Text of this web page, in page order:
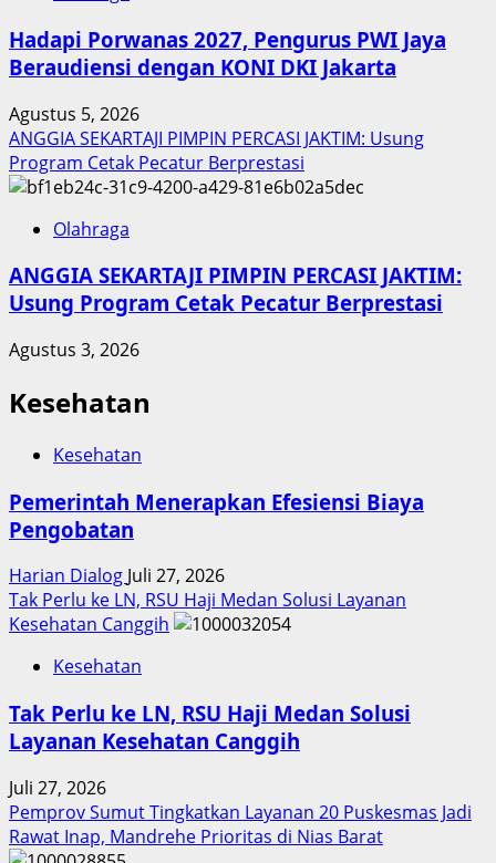
Hadapi Porwanas 2027, Pengurus PWI Jaya
Beraudiensi dengan KONI DKI Jakarta
Agustus 5, 2026
ANGGIA SEKARTAJI PIMPIN PERCASI JAKTIM: Usung
Program Cetak Pecatur Berprestasi
Olahraga
ANGGIA SEKARTAJI PIMPIN PERCASI JAKTIM:
Usung Program Cetak Pecatur Berprestasi
Agustus 3, 2026
Kesehatan
Kesehatan
Pemerintah Menerapkan Efesiensi Biaya
Pengobatan
Harian Dialog Juli 27, 2026
Tak Perlu ke LN, RSU Haji Medan Solusi Layanan
Kesehatan Canggih
Kesehatan
Tak Perlu ke LN, RSU Haji Medan Solusi
Layanan Kesehatan Canggih
Juli 27, 2026
Pemprov Sumut Tingkatkan Layanan 20 Puskesmas Jadi
Rawat Inap, Mandrehe Prioritas di Nias Barat